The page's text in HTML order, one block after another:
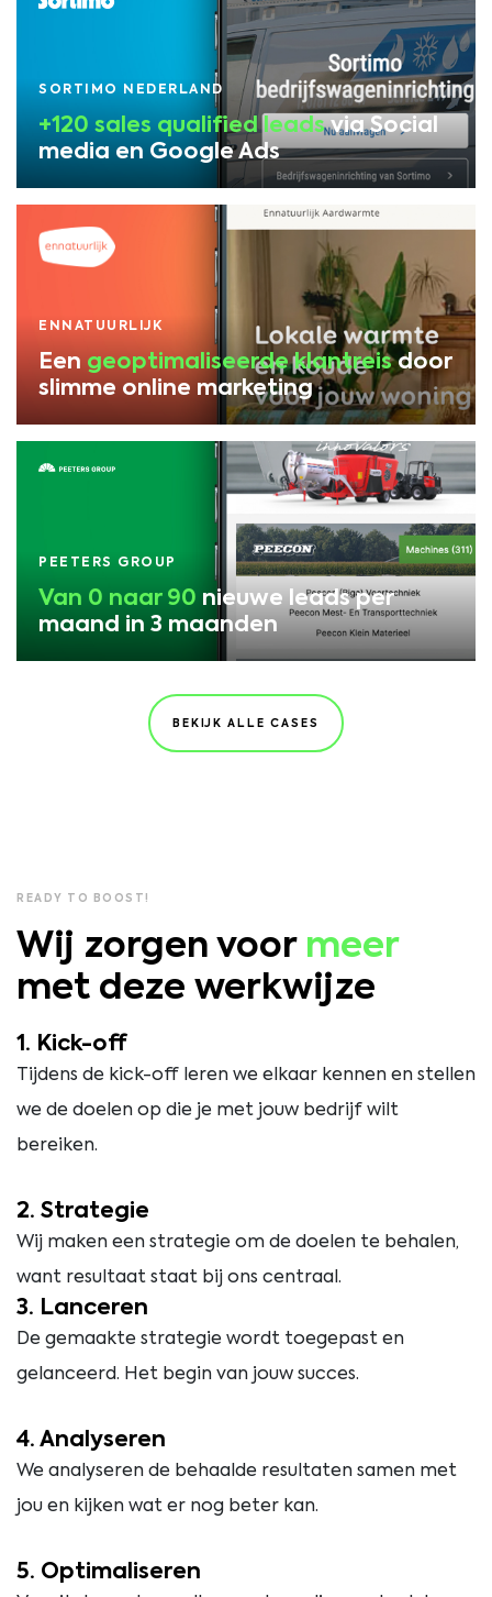
SORTIMO NEDERLAND
+120 sales qualified leadsvia Social
media en Google Ads
ENNATUURLIJK
Een geoptimaliseerde klantreisdoor
slimme online marketing
PEETERS GROUP
Van 0 naar 90 nieuwe leads per
maand in 3 maanden
BEKIJK ALLE CASES
READY TO BOOST!
Wij zorgen voor meer
met deze werkwijze
1. Kick-off
Tijdens de kick-off leren we elkaar kennen en stellen
we de doelen op die je met jouw bedrijf wilt
bereiken.
2. Strategie
Wij maken een strategie om de doelen te behalen,
want resultaat staat bij ons centraal.
3. Lanceren
De gemaakte strategie wordt toegepast en
gelanceerd. Het begin van jouw succes.
4. Analyseren
We analyseren de behaalde resultaten samen met
jou en kijken wat er nog beter kan.
5. Optimaliseren